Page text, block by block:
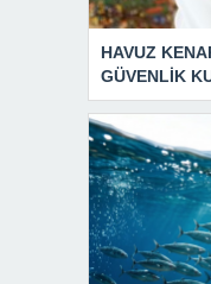
HAVUZ
GÜVENLİK